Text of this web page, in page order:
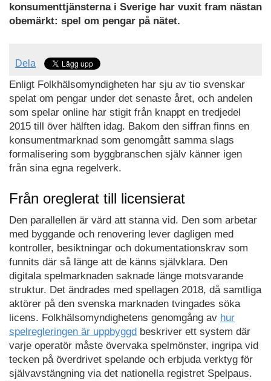
konsumenttjänsterna i Sverige har vuxit fram nästan
obemärkt: spel om pengar på nätet.
Dela
Enligt Folkhälsomyndigheten har sju av tio svenskar
spelat om pengar under det senaste året, och andelen
som spelar online har stigit från knappt en tredjedel
2015 till över hälften idag. Bakom den siffran finns en
konsumentmarknad som genomgått samma slags
formalisering som byggbranschen själv känner igen
från sina egna regelverk.
Från oreglerat till licensierat
Den parallellen är värd att stanna vid. Den som arbetar
med byggande och renovering lever dagligen med
kontroller, besiktningar och dokumentationskrav som
funnits där så länge att de känns självklara. Den
digitala spelmarknaden saknade länge motsvarande
struktur. Det ändrades med spellagen 2018, då samtliga
aktörer på den svenska marknaden tvingades söka
licens. Folkhälsomyndighetens genomgång av hur
spelregleringen är uppbyggd beskriver ett system där
varje operatör måste övervaka spelmönster, ingripa vid
tecken på överdrivet spelande och erbjuda verktyg för
självavstängning via det nationella registret Spelpaus.